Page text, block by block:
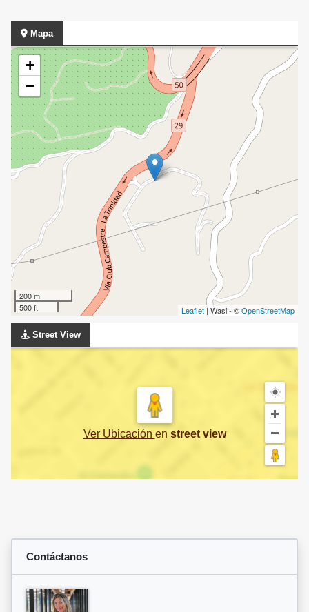
Mapa
+
−
200 m
500 ft
Leaflet | Wasi - ©OpenStreetMap
Street View
Ver Ubicación en street view
Contáctanos